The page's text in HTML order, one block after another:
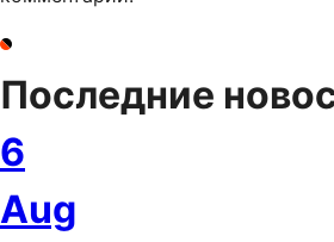
Последние
6
Aug